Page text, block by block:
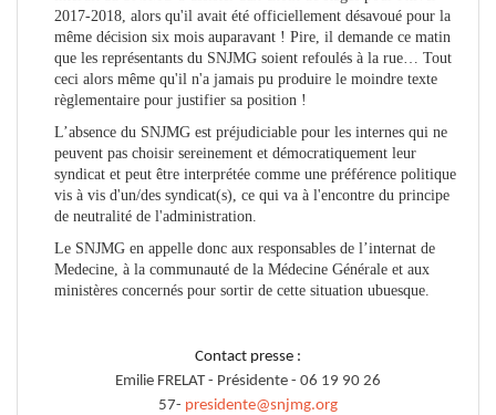
2017-2018, alors qu'il avait été officiellement désavoué pour la
même décision six mois auparavant ! Pire, il demande ce matin
que les représentants du SNJMG soient refoulés à la rue… Tout
ceci alors même qu'il n'a jamais pu produire le moindre texte
règlementaire pour justifier sa position !
L’absence du SNJMG est préjudiciable pour les internes qui ne
peuvent pas choisir sereinement et démocratiquement leur
syndicat et peut être interprétée comme une préférence politique
vis à vis d'un/des syndicat(s), ce qui va à l'encontre du principe
de neutralité de l'administration.
Le SNJMG en appelle donc aux responsables de l’internat de
Medecine, à la communauté de la Médecine Générale et aux
ministères concernés pour sortir de cette situation ubuesque.
Contact presse :
Emilie FRELAT - Présidente - 06 19 90 26
57- presidente@snjmg.org